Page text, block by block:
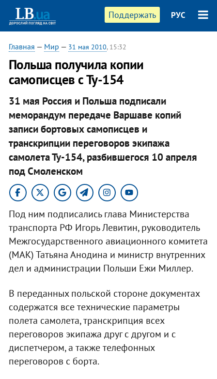
Поддержать РУС
Главная — Мир — 31 мая 2010, 15:32
Польша получила копии
самописцев с Ту-154
31 мая Россия и Польша подписали
меморандум передаче Варшаве копий
записи бортовых самописцев и
транскрипции переговоров экипажа
самолета Ту-154, разбившегося 10 апреля
под Смоленском
Под ним подписались глава Министерства
транспорта РФ Игорь Левитин, руководитель
Межгосударственного авиационного комитета
(МАК) Татьяна Анодина и министр внутренних
дел и администрации Польши Ежи Миллер.
В переданных польской стороне документах
содержатся все технические параметры
полета самолета, транскрипция всех
переговоров экипажа друг с другом и с
диспетчером, а также телефонных
переговоров с борта.